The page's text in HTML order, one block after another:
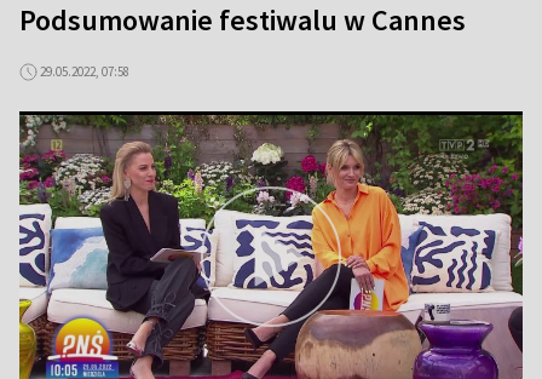
Podsumowanie festiwalu w Cannes
29.05.2022, 07:58